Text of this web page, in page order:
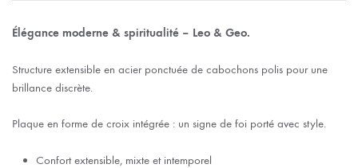
Élégance moderne & spiritualité – Leo & Geo.
Structure extensible en acier ponctuée de cabochons polis pour une
brillance discrète.
Plaque en forme de croix intégrée : un signe de foi porté avec style.
Confort extensible, mixte et intemporel